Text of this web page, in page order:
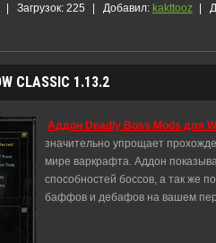
| Загрузок: 225 | Добавил: kakttooz |
CLASSIC 1.13.2
Аддон Deadly Boss Mods для
значительно упрощает
мире варкрафта. Аддон
способностей боссов, а так же
баффов и дебафов на вашем